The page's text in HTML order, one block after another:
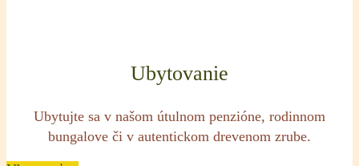
Ubytovanie
Ubytujte sa v našom útulnom penzióne, rodinnom
bungalove či v autentickom drevenom zrube.